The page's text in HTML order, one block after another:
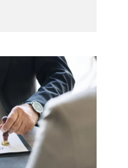
Nu e prea
de penibil cand
a
sa procedezi
nimeni, dar,
tau sa-ti